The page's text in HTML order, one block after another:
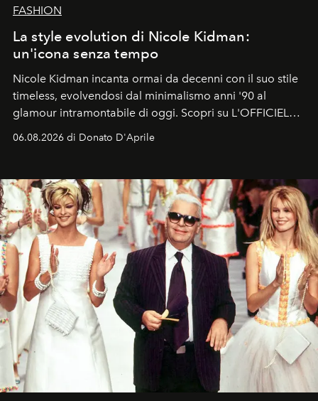
FASHION
La style evolution di Nicole Kidman:
un'icona senza tempo
Nicole Kidman incanta ormai da decenni con il suo stile
timeless, evolvendosi dal minimalismo anni '90 al
glamour intramontabile di oggi. Scopri su L'OFFICIEL
06.08.2026 di Donato D'Aprile